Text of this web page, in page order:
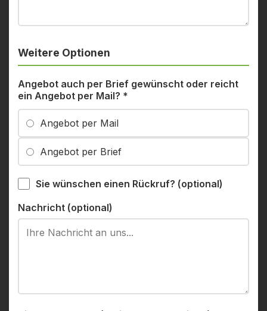
Weitere Optionen
Angebot auch per Brief gewünscht oder reicht
ein Angebot per Mail? *
Angebot per Mail
Angebot per Brief
Sie wünschen einen Rückruf? (optional)
Nachricht (optional)